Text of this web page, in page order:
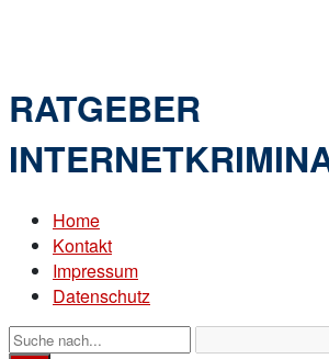
RATGEBER
Home
Kontakt
Impressum
Datenschutz